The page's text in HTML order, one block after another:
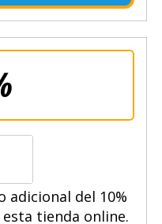
adicional del 10%
tienda online.